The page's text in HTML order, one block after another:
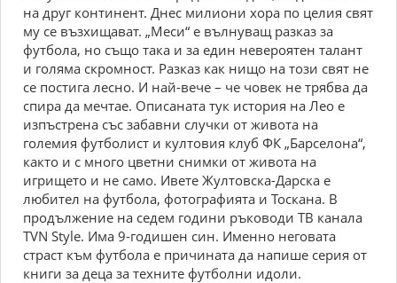
на друг континент. Днес милиони хора по целия свят
му се възхищават. „Меси“ е вълнуващ разказ за
футбола, но също така и за един невероятен талант
и голяма скромност. Разказ как нищо на този свят не
се постига лесно. И най-вече – че човек не трябва да
спира да мечтае. Описаната тук история на Лео е
изпъстрена със забавни случки от живота на
големия футболист и култовия клуб ФК „Барселона“,
както и с много цветни снимки от живота на
игрището и не само. Ивете Жултовска-Дарска е
любител на футбола, фотографията и Тоскана. В
продължение на седем години ръководи ТВ канала
TVN Style. Има 9-годишен син. Именно неговата
страст към футбола е причината да напише серия от
книги за деца за техните футболни идоли.